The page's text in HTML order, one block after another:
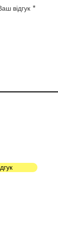
відгук